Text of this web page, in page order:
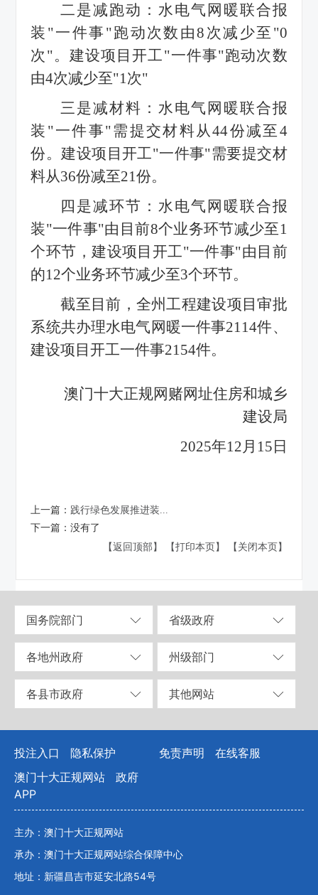
二是减跑动：水电气网暖联合报
装"一件事"跑动次数由8次减少至"0
次"。建设项目开工"一件事"跑动次数
由4次减少至"1次"
三是减材料：水电气网暖联合报
装"一件事"需提交材料从44份减至4
份。建设项目开工"一件事"需要提交材
料从36份减至21份。
四是减环节：水电气网暖联合报
装"一件事"由目前8个业务环节减少至1
个环节，建设项目开工"一件事"由目前
的12个业务环节减少至3个环节。
截至目前，全州工程建设项目审批
系统共办理水电气网暖一件事2114件、
建设项目开工一件事2154件。
澳门十大正规网赌网址住房和城乡
建设局
2025年12月15日
上一篇： 践行绿色发展推进装...
下一篇：没有了
【返回顶部】
【打印本页】 【关闭本页】
国务院部门 省级政府
各地州政府 州级部门
各县市政府 其他网站
投注入口 隐私保护 免责声明
在线客服
澳门十大正规网站
政府
APP
主办：澳门十大正规网站
承办：澳门十大正规网站综合保障中心
地址：新疆昌吉市延安北路54号